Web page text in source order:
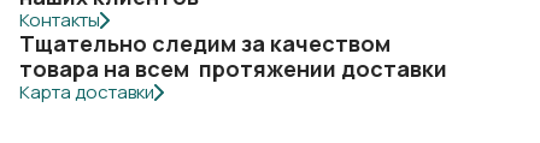
Контакты
Тщательно следим за качеством
товара на всем протяжении доставки
Карта доставки